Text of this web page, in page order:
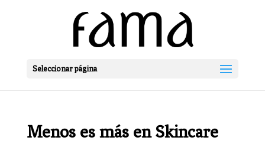
Seleccionar página
Menos es más en Skincare